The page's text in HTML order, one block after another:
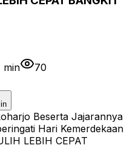
min
70